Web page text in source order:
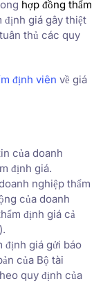
hợp đồng thẩm
định giá gây thiệt
thủ các quy
định viên về giá
của doanh
định giá.
nghiệp thẩm
của doanh
định giá cả
định giá gửi báo
của Bộ tài
quy định của